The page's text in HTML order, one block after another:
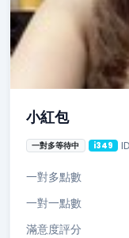
小紅包
一對多等待中 i349
一對多點數
一對一點數
滿意度評分